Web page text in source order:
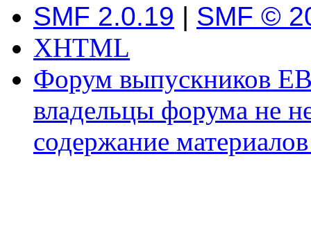
SMF 2.0.19 | SMF ©
XHTML
Форум выпускников
владельцы форума не
содержание